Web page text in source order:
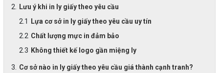
Lưu ý khi in ly giấy theo yêu cầu
Lựa cơ sở in ly giấy theo yêu cầu uy tín
Chất lượng mực in đảm bảo
Không thiết kế logo gần miệng ly
Cơ sở nào in ly giấy theo yêu cầu giá thành cạnh tranh?